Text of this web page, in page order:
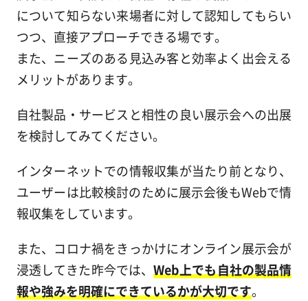
について知らない来場者に対して認知してもらい
つつ、直接アプローチできる場です。
また、ニーズのある見込み客と効率よく出会える
メリットがあります。
自社製品・サービスと相性の良い展示会への出展
を検討してみてください。
インターネットでの情報収集が当たり前となり、
ユーザーは比較検討のために展示会後もWebで情
報収集をしています。
また、コロナ禍をきっかけにオンライン展示会が
浸透してきた昨今では、Web上でも自社の製品情
報や強みを明確にできているかが大切です。